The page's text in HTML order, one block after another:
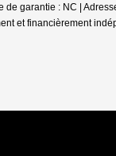
de garantie : NC |
et financièrement